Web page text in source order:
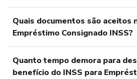
Quais documentos são aceitos
Empréstimo Consignado INSS?
Quanto tempo demora para
benefício do INSS para